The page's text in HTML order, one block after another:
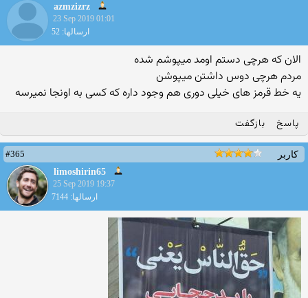
azmzizrz
23 Sep 2019 01:01
ارسالها: 52
الان که هرچی دستم اومد میپوشم شده
مردم هرچی دوس داشتن میپوشن
یه خط قرمز های خیلی دوری هم وجود داره که کسی به اونجا نمیرسه
پاسخ بازگفت
کاربر
#365
limoshirin65
25 Sep 2019 19:37
ارسالها: 7144